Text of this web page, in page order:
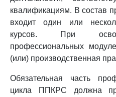
квалификациям. В состав
входит один или
курсов. При
профессиональных
(или) производственная
Обязательная часть
цикла ППКРС должна